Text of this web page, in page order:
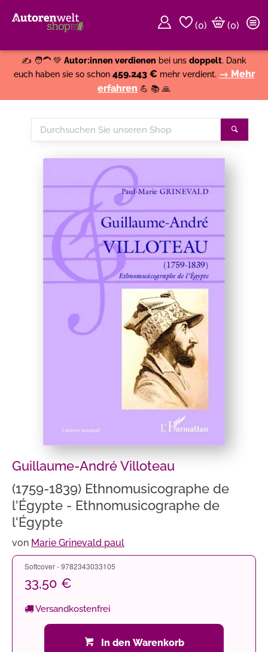
(0)
(0)
✍️ 🧑‍🦱 💚 Autor:innen verdienen bei uns doppelt. Dank
euch haben sie so schon 459.243 € mehr verdient. → Mehr
erfahren 💪 📚 🙏
Durchsuchen
Sie
Guillaume-André Villoteau
(1759-1839) Ethnomusicographe de
l'Égypte - Ethnomusicographe de
l'Égypte
von Marie Grinevald paul
Softcover - 9782343033105
33,50 €
Versandkostenfrei
In den Warenkorb